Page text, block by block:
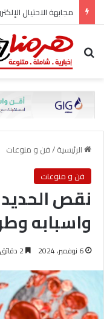
مجابهة الاحتيال
بحث عن
الرئيسية/فن و منوعات
فن و منوعات
نقص
واسبابه
6 نوفمبر، 2024